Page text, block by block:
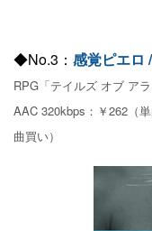
◆No.3： 感覚ピエロ
RPG「テイルズ オブ ア
AAC 320kbps：￥262（
曲買い）